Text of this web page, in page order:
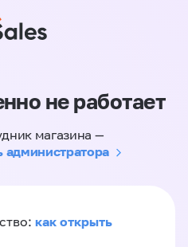
не работает
магазина —
администратора
как открыть